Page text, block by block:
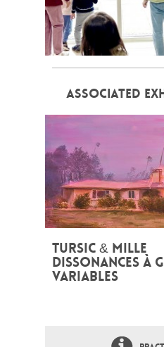
ASSOCIATED
TURSIC & MILLE
DISSONANCES À
VARIABLES